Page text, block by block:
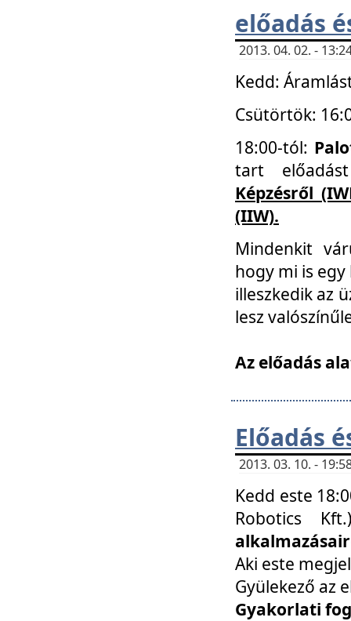
előadás
2013. 04. 02. -
Kedd:
Csütörtök:
18:00-tól:
tart
Képzésről
(IIW).
Mindenkit
hogy mi is
illeszkedik az
lesz
Az előadás
Előadás
2013. 03. 10. -
Kedd este
Robotics
Aki este
Gyülekező az
Gyakorlati